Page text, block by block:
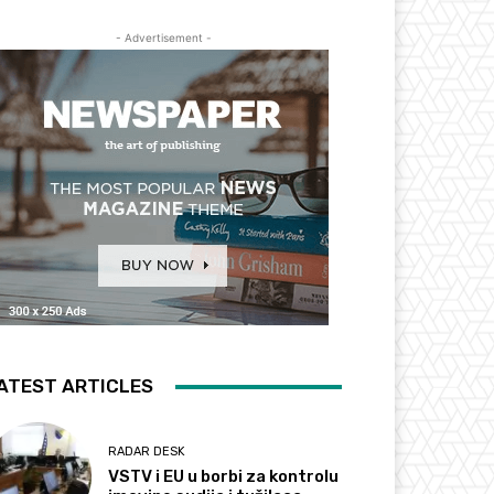
- Advertisement -
ARTICLES
RADAR DESK
VSTV i EU u borbi za kontrolu